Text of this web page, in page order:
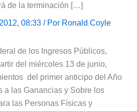
de la terminación […]
08:33 / Por Ronald Coyle
de los Ingresos Públicos,
del miércoles 13 de junio,
del primer anticipo del Año
a las Ganancias y Sobre los
las Personas Físicas y